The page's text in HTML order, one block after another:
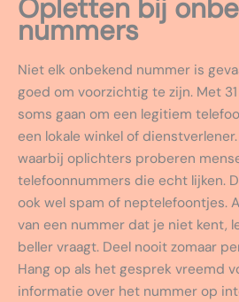
Opletten bij
nummers
Niet elk onbekend nummer is
goed om voorzichtig te zijn. Met
soms gaan om een legitiem
een lokale winkel of
waarbij oplichters proberen
telefoonnummers die echt lijken.
ook wel spam of neptelefoontjes.
van een nummer dat je niet kent,
beller vraagt. Deel nooit zomaar
Hang op als het gesprek vreemd
informatie over het nummer op